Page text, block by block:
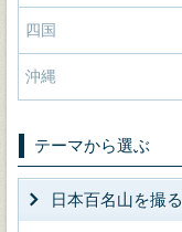
四国
沖縄
テーマから選ぶ
日本百名山を撮る